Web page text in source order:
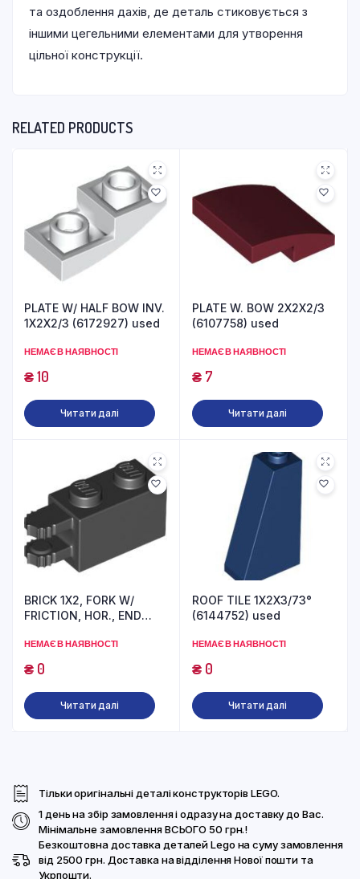
та оздоблення дахів, де деталь стиковується з
іншими цегельними елементами для утворення
цільної конструкції.
RELATED PRODUCTS
PLATE W/ HALF BOW INV.
1X2X2/3 (6172927) used
НЕМАЄ В НАЯВНОСТІ
₴10
Читати далі
PLATE W. BOW 2X2X2/3
(6107758) used
НЕМАЄ В НАЯВНОСТІ
₴7
Читати далі
BRICK 1X2, FORK W/
FRICTION, HOR., END
НЕМАЄ В НАЯВНОСТІ
₴0
Читати далі
ROOF TILE 1X2X3/73°
(6144752) used
НЕМАЄ В НАЯВНОСТІ
₴0
Читати далі
Тільки оригінальні деталі конструкторів LEGO.
1 день на збір замовлення і одразу на доставку до Вас.
Мінімальне замовлення ВСЬОГО 50 грн.!
Безкоштовна доставка деталей Lego на суму замовлення
від 2500 грн. Доставка на відділення Нової пошти та
Укрпошти.